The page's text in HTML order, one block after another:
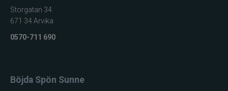
Storgatan 34
671 34 Arvika
0570-711 690
Böjda Spön Sunne